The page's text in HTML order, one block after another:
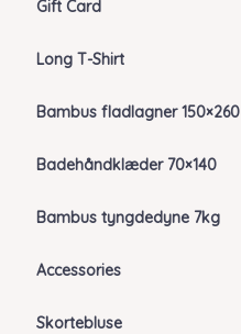
Gift Card
Long T-Shirt
Bambus fladlagner 150×260
Badehåndklæder 70×140
Bambus tyngdedyne 7kg
Accessories
Skortebluse